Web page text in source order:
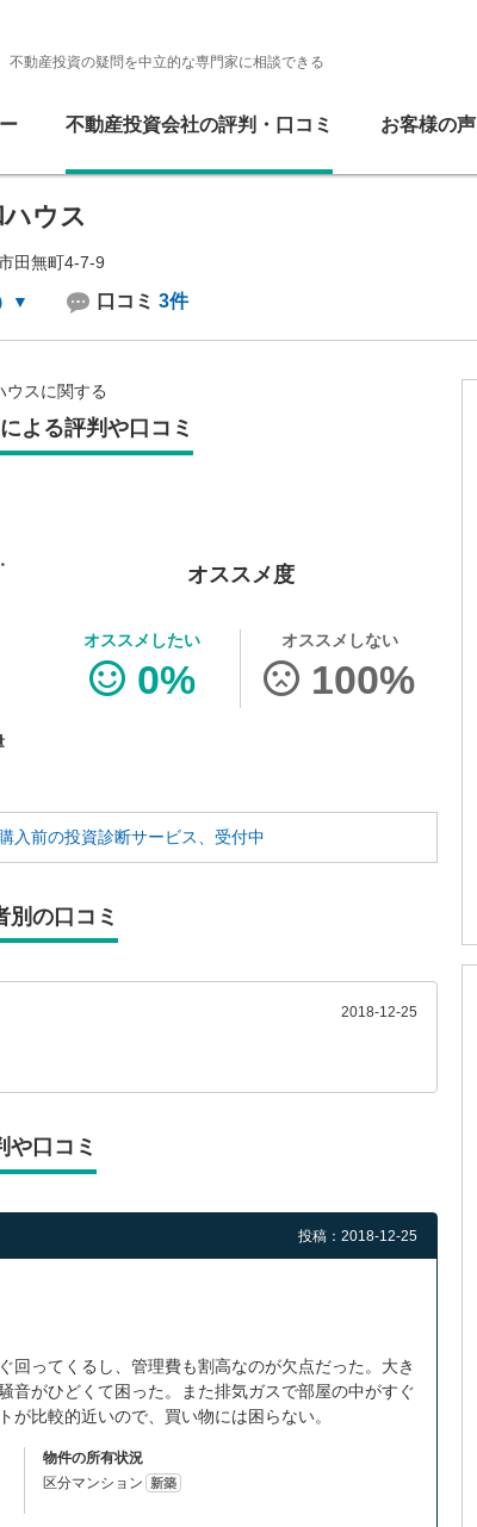
不動産投資の疑問を中立的な専門家に相談できる
不動産投資会社の評判・口コミ お客様の声
ウス
田無町4-7-9
▼ 口コミ 3件
ウスに関する
よる評判や口コミ
オススメ度
オススメしたい
0%
オススメしない
100%
購入前の投資診断サービス、受付中
別の口コミ
2018-12-25
や口コミ
投稿：2018-12-25
回ってくるし、管理費も割高なのが欠点だった。大き
音がひどくて困った。また排気ガスで部屋の中がすぐ
比較的近いので、買い物には困らない。
物件の所有状況
区分マンション 新築